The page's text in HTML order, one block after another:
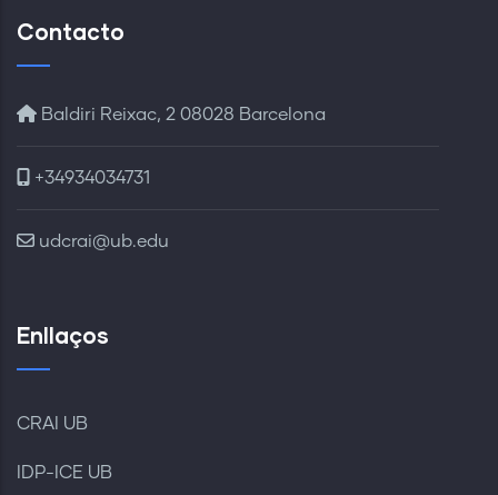
Contacto
Baldiri Reixac, 2 08028 Barcelona
+34934034731
udcrai@ub.edu
Enllaços
CRAI UB
IDP-ICE UB